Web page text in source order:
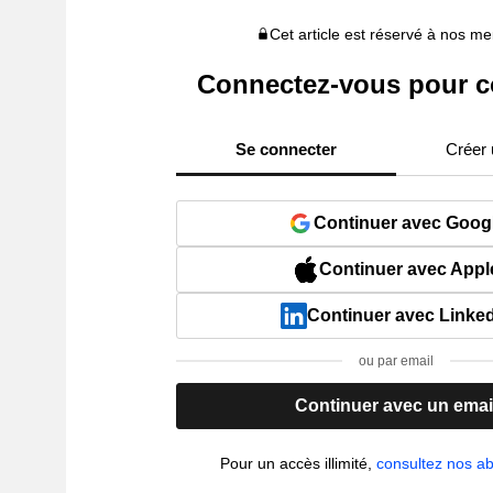
Cet article est réservé à nos
Connectez-vous pour
Se connecter Créer
Continuer avec
Continuer avec
Continuer avec
ou par email
Continuer avec un email
Pour un accès illimité,consultez nos